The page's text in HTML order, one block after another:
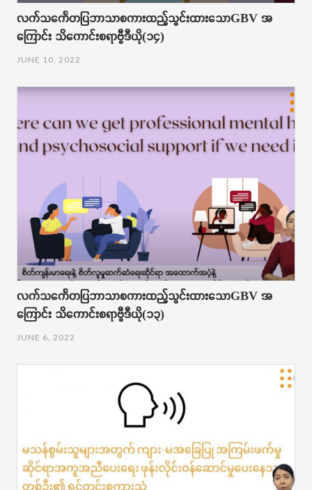
လက်သ​​​​​င်္ကေတပြဘာသာစကားထည့်သွင်းထား​သောGBV အ​
ကြောင်း သိ​ကောင်းစရာဗွီဒီယို(၁၄)
JUNE 10, 2022
လက်သ​​​​​င်္ကေတပြဘာသာစကားထည့်သွင်းထား​သောGBV အ​
ကြောင်း သိ​ကောင်းစရာဗွီဒီယို(၁၃)
JUNE 6, 2022